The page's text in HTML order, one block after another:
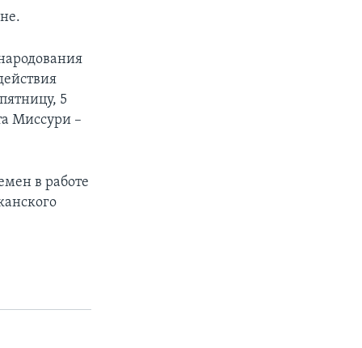
5
Миссури –
в работе